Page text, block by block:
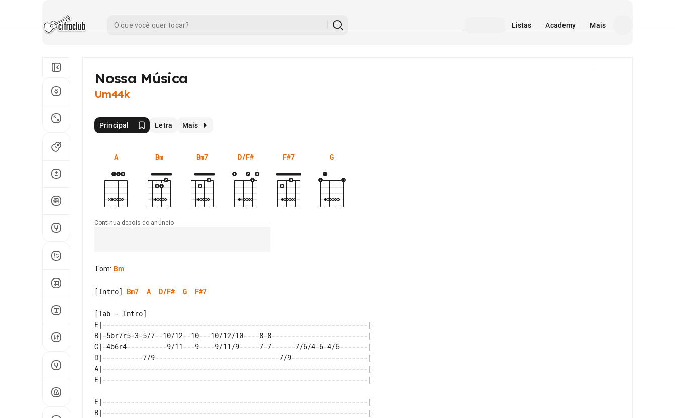
Listas Academy Mais
Nossa Música
Um44k
Principal Letra Mais
A Bm Bm7 D/F# F#7 G
Continua depois do anúncio
Tom: Bm
[Intro] Bm7 A D/F# G F#7
[Tab - Intro]
E|------------------------------------------------------------------|
B|-5br7r5-3-5/7--10/12--10---10/12/10----8-8------------------------|
G|-4b6r4----------9/11---9----9/11/9-----7-7------7/6/4-6-4/6-------|
D|----------7/9-------------------------------7/9-------------------|
A|------------------------------------------------------------------|
E|------------------------------------------------------------------|
B|------------------------------------------------------------------|